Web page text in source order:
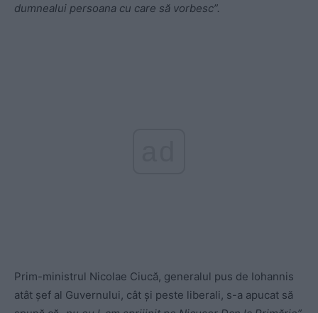
dumnealui persoana cu care să vorbesc”.
Prim-ministrul Nicolae Ciucă, generalul pus de Iohannis
atât șef al Guvernului, cât și peste liberali, s-a apucat să